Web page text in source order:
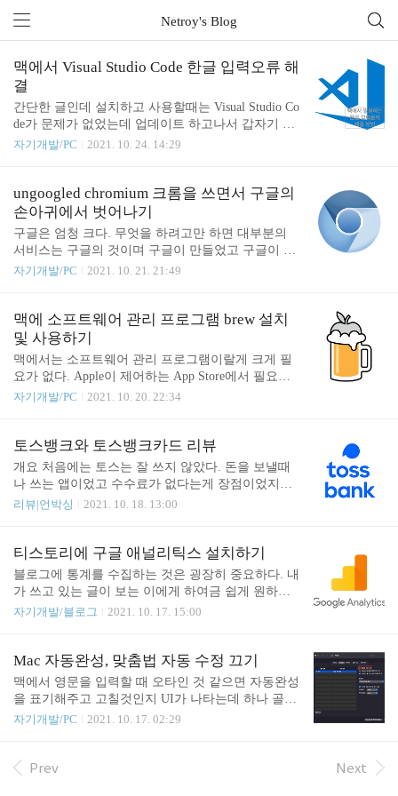
전체 글 (6)
Netroy's Blog
맥에서 Visual Studio Code 한글 입력오류 해
결
간단한 글인데 설치하고 사용할때는 Visual Studio Co
de가 문제가 없었는데 업데이트 하고나서 갑자기 문
제가 생겼다. 가나다라마바사를 입력하면 가다마사
된다던가... 과거에도 비슷한 해결글들이 있는 걸 보
면 업데이트 고질병인 것도 같아보인다. Visual Studio
Code 실행 후 Cmd + Shift + P를 입력하여 명령창을
띄운 후 표시 언어 구성을 입력하고 선택한다. 이후 k
o를 선택하면 재실행이 되고 문제가 해결된다. ko가
없다면 추가 언어 설치를 통해 설치하고 재실행하면
스 사용자라면 설정에서 폰트를 변경해보기를 바란
다. 해결 되었기를 바..
자기개발/PC 2021. 10. 24. 14:29
ungoogled chromium 크롬을 쓰면서 구글의
손아귀에서 벗어나기
구글은 엄청 크다. 무엇을 하려고만 하면 대부분의
서비스는 구글의 것이며 구글이 만들었고 구글이 운
영한다. 최대한 편하게 만들고 무료로 만들며 어떻게
알지도 못하게 동의를 요구하는 정책 한쪽 구석에 심
지어는 동의조차 받지 않은채로 "그전에도 그랬으니
까" 여러 정보를 수집하는 경우도 많이 볼 수 있다.
이런 것들을 모두 싫어하는 사람들 중 개발자들이 모
여 Chrome의 기반이되는 Chromium에서 구글과 관련
된 모든 것들을 모두 삭제하고 만들어 낸 것이 ungoo
mium: Google Chromium, sans integ..
자기개발/PC 2021. 10. 21. 21:49
맥에 소프트웨어 관리 프로그램 brew 설치
및 사용하기
맥에서는 소프트웨어 관리 프로그램이랄게 크게 필
요가 없다. Apple이 제어하는 App Store에서 필요한
프로그램을 다운로드 받거나 개발자가 각자 프로그
리눅스에서 사용하던 오픈소스 프로그램의 BSD 버
전을 맥에 설치하기 시작하면서 관련 패키지들을 설
치하고 관리하는 일이 필요해졌는데 이를 위해 brew
알기 전까지는 이런게 있다는 것도 모르고 수동으로
이트들을 돌아다닐 것이다. 설치에 대한 설명 또한
간단하게 되어있으며 https://brew.sh 에 접속하면 알
수 있다. /bin/bash -c "..
자기개발/PC 2021. 10. 20. 22:34
토스뱅크와 토스뱅크카드 리뷰
개요 처음에는 토스는 잘 쓰지 않았다. 돈을 보낼때
나 쓰는 앱이었고 수수료가 없다는게 장점이었지만
토스에 점점 기능이 많아지고 부가 서비스가 붙으며
면서 토스 사용은 점점 줄었다. 그런데 토스에서 은
행을 낸다고 하니 일단 사전예약을 하고 기다렸다.
토스 증권이 토스앱과 합쳐지며 말도안되는 로그인
수료 무료에 로그인만 편하면 남은 은행들을 다 버리
은행들의 문제는 몇가지 있었지만 대체할 곳은 없어
서 그냥 사용하고 있었는데 리스트업 하면 다음과 같
다. 은행 이체 수수료 인증 후 로그인까지 시간이 너
무 많이 걸..
리뷰|언박싱 2021. 10. 18. 13:00
티스토리에 구글 애널리틱스 설치하기
블로그에 통계를 수집하는 것은 굉장히 중요하다. 내
가 쓰고 있는 글이 보는 이에게 하여금 쉽게 원하는
정보를 찾고 갔는지, 글을 눌러 로딩이 되고 조회수
로그를 만들어나감에 있어서 엄청 중요하다. 그래서
다들 설정하는건데.... 설마 이런 걸 글로 쓰게 될 줄
은 몰랐다. 설마 이렇게 나눠져 있어서 놓치게 될 줄
lytics 4 를 출시한다(이후GA4), 기존 사용하던 Univer
지고 바뀐게 많다. 그러나 GA4는 UA를 모두 대체하
며 등장한 것이 아닌 GA4가 일단 출시되고 UA가 ..
자기개발/블로그 2021. 10. 17. 15:00
Mac 자동완성, 맞춤법 자동 수정 끄기
맥에서 영문을 입력할 때 오타인 것 같으면 자동완성
을 표기해주고 고칠것인지 UI가 나타는데 하나 골때
리는게 있다. 스페이스바만 누르면 바로 고쳐주기 때
야 다행인데.... 신조어가 난무하는 요즘 세상에 이게
자기개발/PC 2021. 10. 17. 02:29
Prev Next